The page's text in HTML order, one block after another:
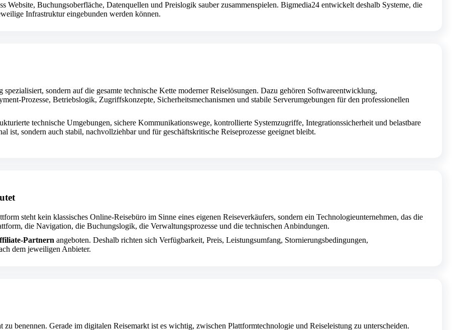
Website, Buchungsoberfläche, Datenquellen und Preislogik sauber zusammenspielen. Bigmedia24 entwickelt deshalb Systeme, die
Infrastruktur eingebunden werden können.
sondern auf die gesamte technische Kette moderner Reiselösungen. Dazu gehören Softwareentwicklung,
Prozesse, Betriebslogik, Zugriffskonzepte, Sicherheitsmechanismen und stabile Serverumgebungen für den professionellen
technische Umgebungen, sichere Kommunikationswege, kontrollierte Systemzugriffe, Integrationssicherheit und belastbare
ist, sondern auch stabil, nachvollziehbar und für geschäftskritische Reiseprozesse geeignet bleibt.
steht kein klassisches Online-Reisebüro im Sinne eines eigenen Reiseverkäufers, sondern ein Technologieunternehmen, das die
die Navigation, die Buchungslogik, die Verwaltungsprozesse und die technischen Anbindungen.
Partnern angeboten. Deshalb richten sich Verfügbarkeit, Preis, Leistungsumfang, Stornierungsbedingungen,
dem jeweiligen Anbieter.
benennen. Gerade im digitalen Reisemarkt ist es wichtig, zwischen Plattformtechnologie und Reiseleistung zu unterscheiden.